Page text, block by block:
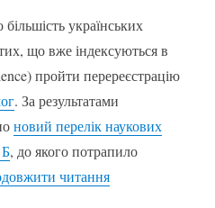
українських
що вже індексуються в
пройти перереєстрацію
. За результатами
новий перелік наукових
Б, до якого потрапило
читання“Скільки